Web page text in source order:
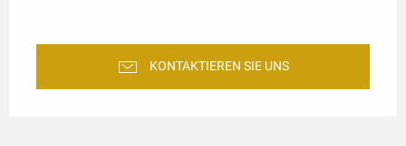
KONTAKTIEREN SIE UNS